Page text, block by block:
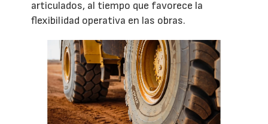
articulados, al tiempo que favorece la
flexibilidad operativa en las obras.